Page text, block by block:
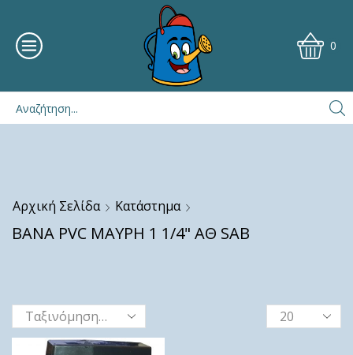
0
Αρχική Σελίδα Κατάστημα
ΒΑΝΑ PVC ΜΑΥΡΗ 1 1/4" ΑΘ SAB